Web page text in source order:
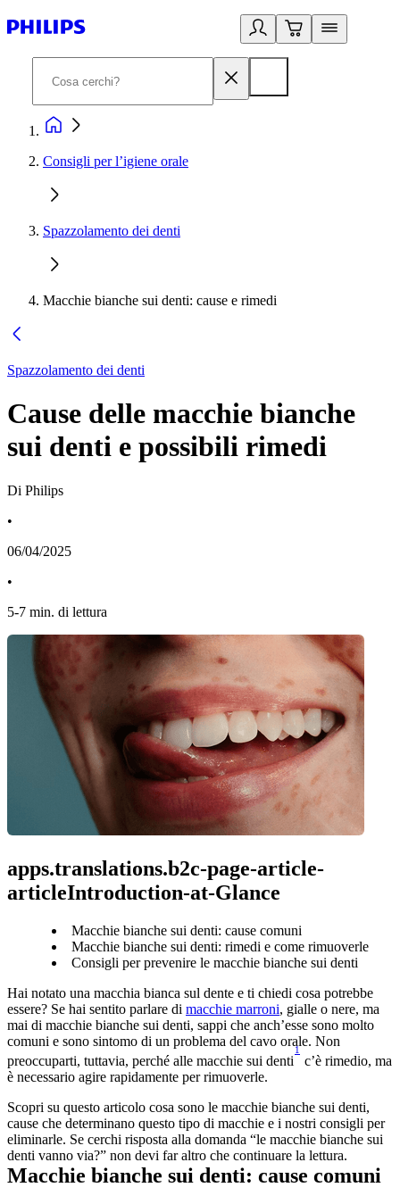
Consigli per l’igiene orale
Spazzolamento dei denti
Macchie bianche sui denti: cause e rimedi
Spazzolamento dei denti
Cause delle macchie bianche
sui denti e possibili rimedi
Di Philips
•
06/04/2025
•
5-7 min. di lettura
apps.translations.b2c-page-article-
articleIntroduction-at-Glance
Macchie bianche sui denti: cause comuni
Macchie bianche sui denti: rimedi e come rimuoverle
Consigli per prevenire le macchie bianche sui denti
Hai notato una macchia bianca sul dente e ti chiedi cosa potrebbe
essere? Se hai sentito parlare di macchie marroni, gialle o nere, ma
mai di macchie bianche sui denti, sappi che anch’esse sono molto
comuni e sono sintomo di un problema del cavo orale. Non
preoccuparti, tuttavia, perché alle macchie sui denti
1
c’è rimedio, ma
è necessario agire rapidamente per rimuoverle.
Scopri su questo articolo cosa sono le macchie bianche sui denti,
cause che determinano questo tipo di macchie e i nostri consigli per
eliminarle. Se cerchi risposta alla domanda “le macchie bianche sui
denti vanno via?” non devi far altro che continuare la lettura.
Macchie bianche sui denti: cause comuni